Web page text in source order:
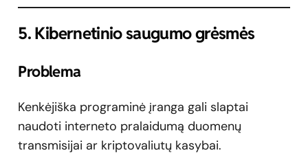
5. Kibernetinio saugumo grėsmės
Problema
Kenkėjiška programinė įranga gali slaptai
naudoti interneto pralaidumą duomenų
transmisijai ar kriptovaliutų kasybai.